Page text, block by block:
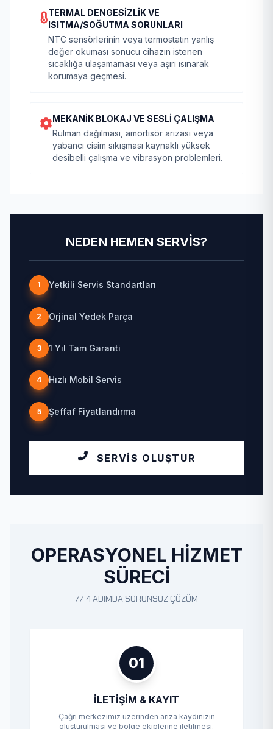
TERMAL DENGESIZLIK VE
ISITMA/SOĞUTMA SORUNLARI
NTC sensörlerinin veya termostatın yanlış
değer okuması sonucu cihazın istenen
sıcaklığa ulaşamaması veya aşırı ısınarak
korumaya geçmesi.
MEKANIK BLOKAJ VE SESLI ÇALIŞMA
Rulman dağılması, amortisör arızası veya
yabancı cisim sıkışması kaynaklı yüksek
desibelli çalışma ve vibrasyon problemleri.
NEDEN HEMEN SERVIS?
1 Yetkili Servis Standartları
2 Orjinal Yedek Parça
3 1 Yıl Tam Garanti
4 Hızlı Mobil Servis
5 Şeffaf Fiyatlandırma
SERVIS OLUŞTUR
OPERASYONEL HIZMET
SÜRECI
// 4 ADIMDA SORUNSUZ ÇÖZÜM
01
İLETIŞIM & KAYIT
Çağrı merkezimiz üzerinden arıza kaydınızın
oluşturulması ve bölge ekiplerine iletilmesi.